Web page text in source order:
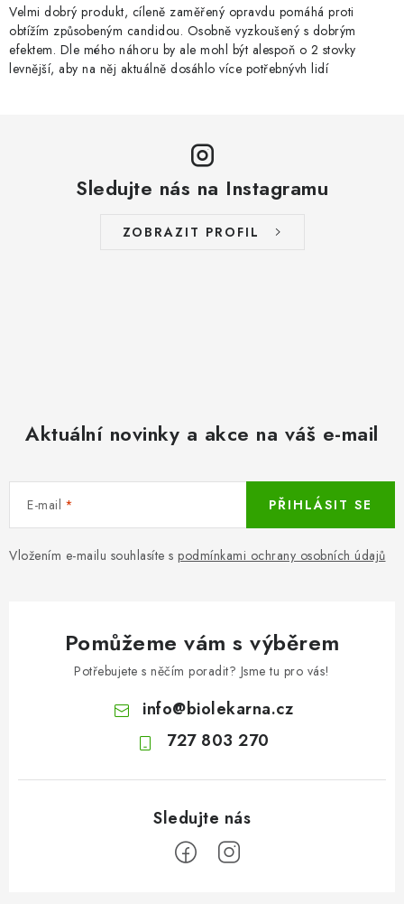
Velmi dobrý produkt, cíleně zaměřený opravdu pomáhá proti
obtížím způsobeným candidou. Osobně vyzkoušený s dobrým
efektem. Dle mého náhoru by ale mohl být alespoň o 2 stovky
levnější, aby na něj aktuálně dosáhlo více potřebnývh lidí
Sledujte nás na Instagramu
ZOBRAZIT PROFIL
Aktuální novinky a akce na váš e-mail
E-mail
Vložením e-mailu souhlasíte s podmínkami ochrany osobních údajů
PŘIHLÁSIT SE
Pomůžeme vám s výběrem
Potřebujete s něčím poradit? Jsme tu pro vás!
info@biolekarna.cz
727 803 270